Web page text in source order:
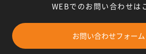
WEBでのお問い合わせは
お問い合わせフォーム